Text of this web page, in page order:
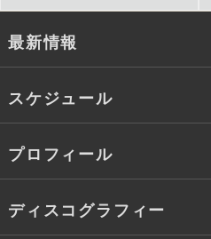
最新情報
スケジュール
プロフィール
ディスコグラフィー